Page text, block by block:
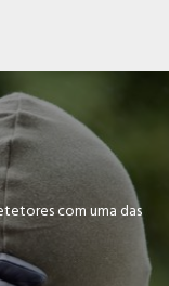
com uma das